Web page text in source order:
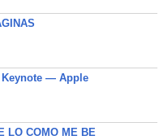
Keynote — Apple
LO COMO ME BE